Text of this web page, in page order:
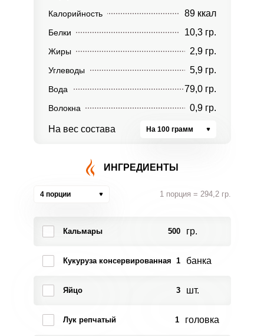
Калорийность 89 ккал
Белки 10,3 гр.
Жиры 2,9 гр.
Углеводы 5,9 гр.
Вода 79,0 гр.
Волокна 0,9 гр.
На вес состава На 100 грамм
ИНГРЕДИЕНТЫ
4 порции 1 порция = 294,2 гр.
Кальмары 500 гр.
Кукуруза консервированная 1 банка
Яйцо 3 шт.
Лук репчатый 1 головка